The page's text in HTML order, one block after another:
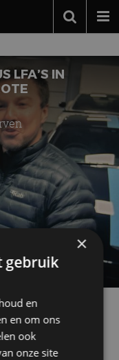
LFA’S IN
F40’s bij elkaar
×
gebruik
en
en om ons
ook
onze site